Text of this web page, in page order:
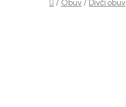
/ Obuv / Dívčí obuv